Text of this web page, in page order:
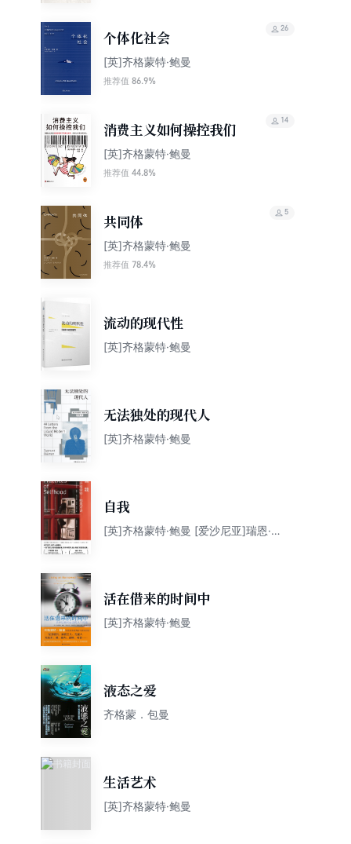
个体化社会
[英]齐格蒙特·鲍曼
推荐值 86.9%
26
消费主义如何操控我们
[英]齐格蒙特·鲍曼
推荐值 44.8%
14
共同体
[英]齐格蒙特·鲍曼
推荐值 78.4%
5
流动的现代性
[英]齐格蒙特·鲍曼
无法独处的现代人
[英]齐格蒙特·鲍曼
自我
[英]齐格蒙特·鲍曼 [爱沙尼亚]瑞恩·罗
活在借来的时间中
[英]齐格蒙特·鲍曼
液态之爱
齐格蒙．包曼
生活艺术
[英]齐格蒙特·鲍曼